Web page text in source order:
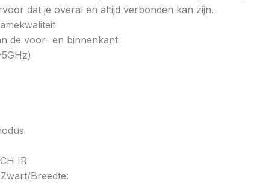
dat je overal en altijd verbonden kan zijn.
de voor- en binnenkant
IR
Breedte: